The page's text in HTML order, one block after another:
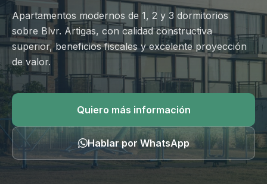
Ubicación
Contacto
Hablar por WhatsApp
Apartamentos modernos de 1, 2 y 3 dormitorios
sobre Blvr. Artigas, con calidad constructiva
superior, beneficios fiscales y excelente proyección
de valor.
Quiero más información
Hablar por WhatsApp